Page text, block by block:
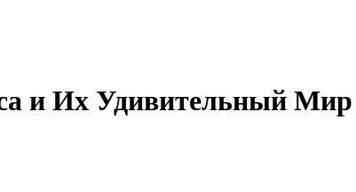
и Их Удивительный Мир